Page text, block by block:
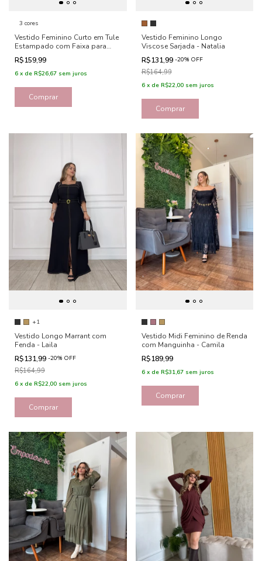
3 cores
Vestido Feminino Curto em Tule
Estampado com Faixa para
Cintura - Lavínia
R$159,99
6 x de R$26,67 sem juros
Comprar
Vestido Feminino Longo
Viscose Sarjada - Natalia
R$131,99 -20% OFF
R$164,99
6 x de R$22,00 sem juros
Comprar
+1
Vestido Longo Marrant com
Fenda - Laila
R$131,99 -20% OFF
R$164,99
6 x de R$22,00 sem juros
Comprar
Vestido Midi Feminino de Renda
com Manguinha - Camila
R$189,99
6 x de R$31,67 sem juros
Comprar